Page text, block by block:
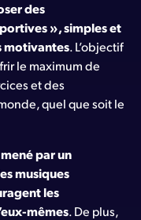
des
», simples et
motivantes. L’objectif
le maximum de
et des
quel que soit le
mené par un
musiques
les
mêmes. De plus,